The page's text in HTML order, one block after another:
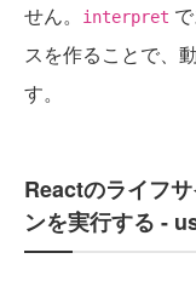
せん。
interpret
スを作ることで、
す。
Reactのライフ
ンを実行する -